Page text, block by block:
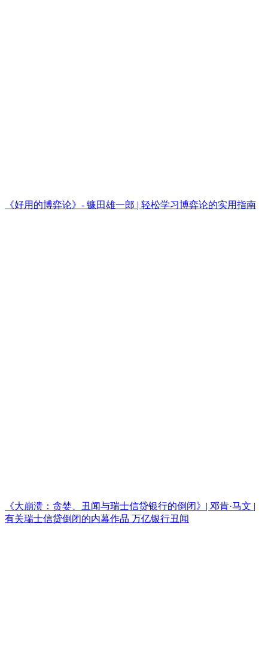
《好用的博弈论》- 镰田雄一郎 | 轻松学习博弈论的实用指南
《大崩溃：贪婪、丑闻与瑞士信贷银行的倒闭》| 邓肯·马文 |
有关瑞士信贷倒闭的内幕作品 万亿银行丑闻